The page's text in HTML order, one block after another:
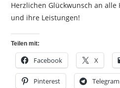
Herzlichen Glückwunsch an
und ihre Leistungen!
Teilen mit:
Facebook X
Pinterest Telegram